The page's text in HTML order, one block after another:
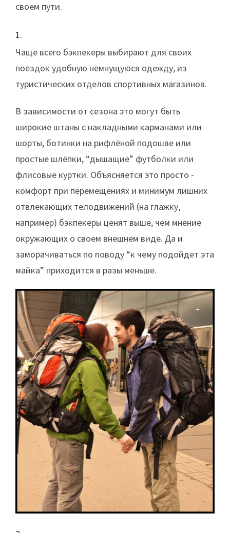
своем пути.
Чаще всего бэкпекеры выбирают для своих
поездок удобную немнущуюся одежду, из
туристических отделов спортивных магазинов.
В зависимости от сезона это могут быть
широкие штаны с накладными карманами или
шорты, ботинки на рифлёной подошве или
простые шлёпки, “дышащие” футболки или
флисовые куртки. Объясняется это просто -
комфорт при перемещениях и минимум лишних
отвлекающих телодвижений (на глажку,
например) бэкпекеры ценят выше, чем мнение
окружающих о своем внешнем виде. Да и
заморачиваться по поводу “к чему подойдет эта
майка” приходится в разы меньше.